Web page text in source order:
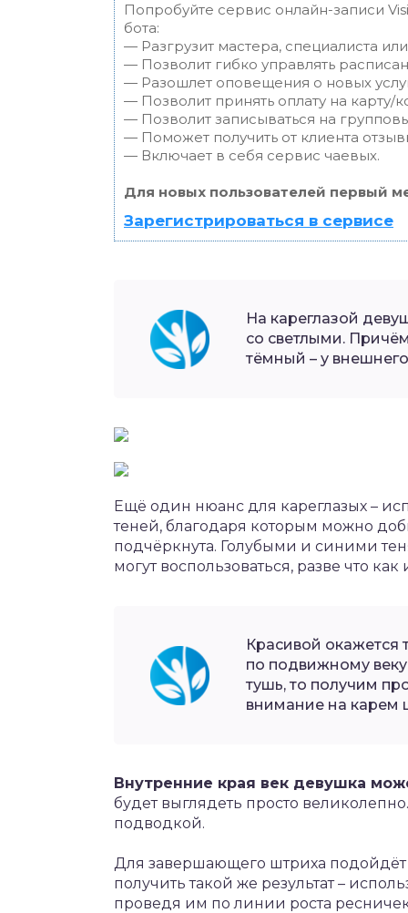
Попробуйте сервис онлайн-записи
бота:
— Разгрузит мастера, специалиста
— Позволит гибко управлять
— Разошлет оповещения о новых
— Позволит принять оплату на карту/
— Позволит записываться на
— Поможет получить от клиента
— Включает в себя сервис чаевых.
Для новых пользователей первый
Зарегистрироваться в сервисе
На кареглазой
со светлыми.
тёмный – у внешнего
Ещё один нюанс для кареглазых –
теней, благодаря которым можно
подчёркнута. Голубыми и синими
могут воспользоваться, разве что
Красивой окажется
по подвижному
тушь, то получим
внимание на карем
Внутренние края век девушка
будет выглядеть просто
подводкой.
Для завершающего штриха подойдёт
получить такой же результат –
проведя им по линии роста